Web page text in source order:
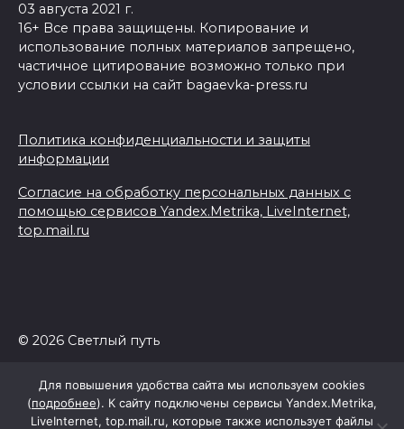
03 августа 2021 г.
16+ Все права защищены. Копирование и
использование полных материалов запрещено,
частичное цитирование возможно только при
условии ссылки на сайт bagaevka-press.ru
Политика конфиденциальности и защиты
информации
Согласие на обработку персональных данных с
помощью сервисов Yandex.Metrika, LiveInternet,
top.mail.ru
© 2026 Светлый путь
Для повышения удобства сайта мы используем cookies
(подробнее). К сайту подключены сервисы Yandex.Metrika,
LiveInternet, top.mail.ru, которые также использует файлы